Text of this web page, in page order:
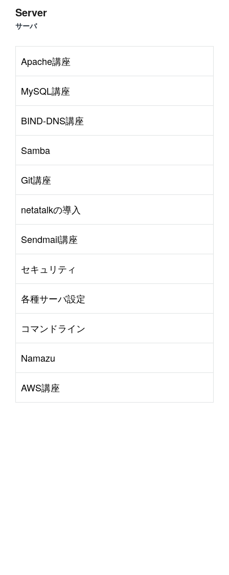
Server
サーバ
Apache講座
MySQL講座
BIND-DNS講座
Samba
Git講座
netatalkの導入
Sendmail講座
セキュリティ
各種サーバ設定
コマンドライン
Namazu
AWS講座